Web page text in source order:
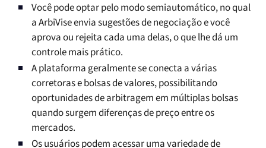
Você pode optar pelo modo semiautomático, no qual
a ArbiVise envia sugestões de negociação e você
aprova ou rejeita cada uma delas, o que lhe dá um
controle mais prático.
A plataforma geralmente se conecta a várias
corretoras e bolsas de valores, possibilitando
oportunidades de arbitragem em múltiplas bolsas
quando surgem diferenças de preço entre os
mercados.
Os usuários podem acessar uma variedade de